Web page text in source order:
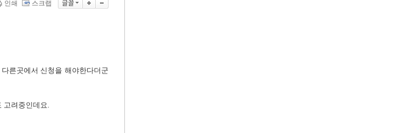
인쇄 스크랩
른곳에서 신청을 해야한다더군
고려중인데요.